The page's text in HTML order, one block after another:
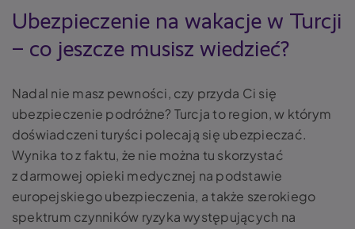
Ubezpieczenie na wakacje w Turcji
– co jeszcze musisz wiedzieć?
Nadal nie masz pewności, czy przyda Ci się
ubezpieczenie podróżne? Turcja to region, w którym
doświadczeni turyści polecają się ubezpieczać.
Wynika to z faktu, że nie można tu skorzystać
z darmowej opieki medycznej na podstawie
europejskiego ubezpieczenia, a także szerokiego
spektrum czynników ryzyka występujących na